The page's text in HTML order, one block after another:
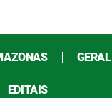
GERAL
EDITAIS